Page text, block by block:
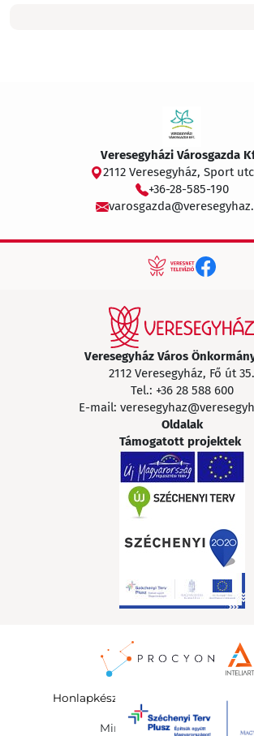
Veresegyházi Városgazda
2112 Veresegyház, Sport
+36-28-585-190
Veresegyház Város
2112 Veresegyház, Fő út 35.
Tel.: +36 28 588 600
E-mail:
Oldalak
Támogatott projektek
Honlapkészítés InteliArt Online
Minden jog fenntartva